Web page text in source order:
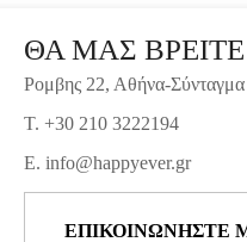
ΘΑ ΜΑΣ ΒΡΕΙΤΕ
Ρομβης 22, Αθήνα-
T. +30 210 3222194
E. info@happyever.gr
ΕΠΙΚΟΙΝΩΝΗΣΤΕ